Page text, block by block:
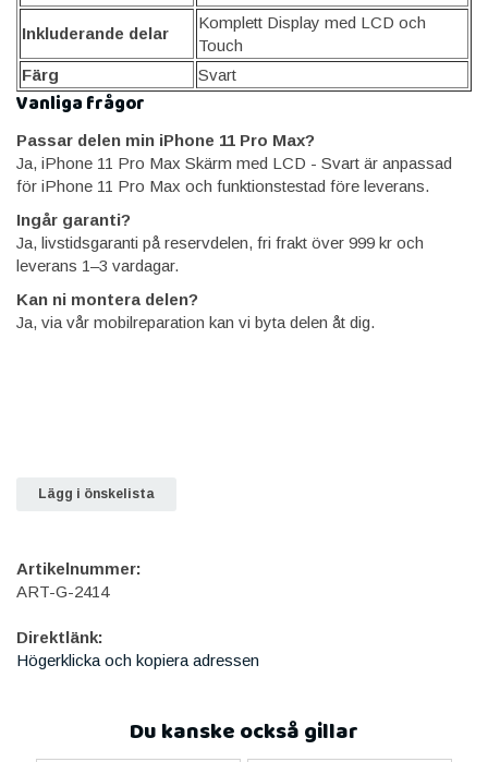
Inkluderande delar
Komplett Display med LCD och
Touch
Färg
Svart
Vanliga frågor
Passar delen min iPhone 11 Pro Max?
Ja, iPhone 11 Pro Max Skärm med LCD - Svart är anpassad
för iPhone 11 Pro Max och funktionstestad före leverans.
Ingår garanti?
Ja, livstidsgaranti på reservdelen, fri frakt över 999 kr och
leverans 1–3 vardagar.
Kan ni montera delen?
Ja, via vår mobilreparation kan vi byta delen åt dig.
Lägg i önskelista
Artikelnummer:
ART-G-2414
Direktlänk:
Högerklicka och kopiera adressen
Du kanske också gillar